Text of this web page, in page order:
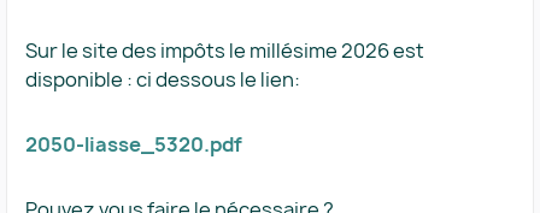
Sur le site des impôts le millésime 2026 est
disponible : ci dessous le lien:
2050-liasse_5320.pdf